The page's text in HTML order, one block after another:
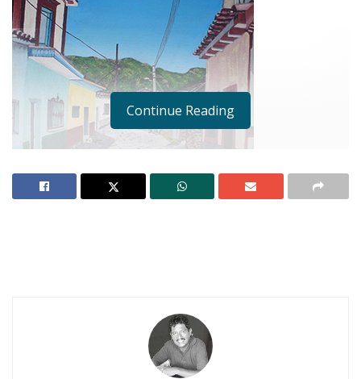
Vea lo que nos contó el pasado miércoles
la señora Carmen Macías cuando visitamos la
cabecera de Jala. Es una historia un tanto
Continue Reading